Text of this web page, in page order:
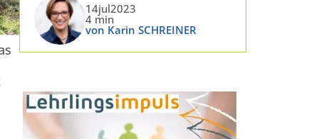
14jul2023
4 min
von Karin SCHREINER